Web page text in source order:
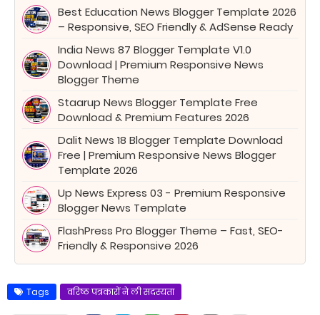
Best Education News Blogger Template 2026
– Responsive, SEO Friendly & AdSense Ready
India News 87 Blogger Template V1.0
Download | Premium Responsive News
Blogger Theme
Staarup News Blogger Template Free
Download & Premium Features 2026
Dalit News 18 Blogger Template Download
Free | Premium Responsive News Blogger
Template 2026
Up News Express 03 - Premium Responsive
Blogger News Template
FlashPress Pro Blogger Theme – Fast, SEO-
Friendly & Responsive 2026
Tags वरिष्ठ पत्रकारों ने ली सदस्यता